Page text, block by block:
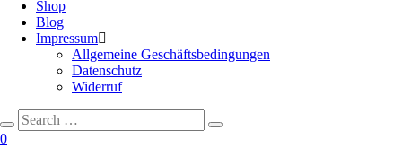
Shop
Blog
Impressum
Allgemeine Geschäftsbedingungen
Datenschutz
Widerruf
Search
for:
Search
0